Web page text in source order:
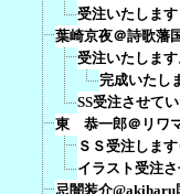
受注いたします
葉崎京夜＠詩歌藩
受注いたします
完成いたし
SS受注させて
東 恭一郎＠リワ
ＳＳ受注しま
イラスト受注さ
忌闇装介